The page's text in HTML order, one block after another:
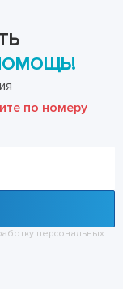
по номеру
персональных